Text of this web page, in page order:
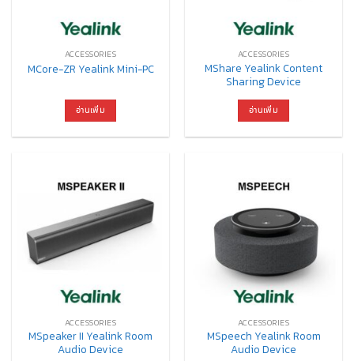
ACCESSORIES
MCore-ZR Yealink Mini-PC
อ่านเพิ่ม
ACCESSORIES
MShare Yealink Content
Sharing Device
อ่านเพิ่ม
ACCESSORIES
MSpeaker II Yealink Room
Audio Device
ACCESSORIES
MSpeech Yealink Room
Audio Device